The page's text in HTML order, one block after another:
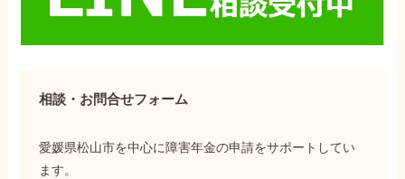
相談・お問合せフォーム
愛媛県松山市を中心に障害年金の申請をサポートしてい
ます。